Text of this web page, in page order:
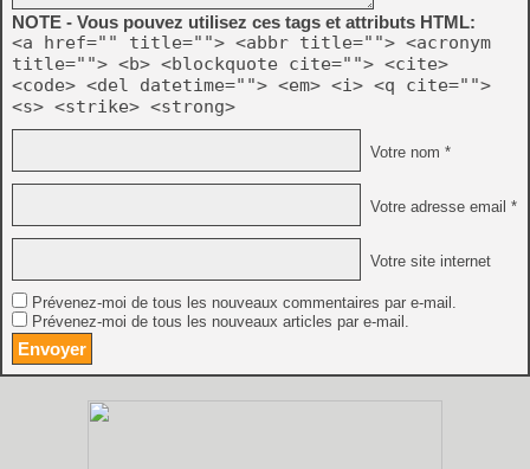
NOTE - Vous pouvez utilisez ces tags et attributs HTML:
<a href="" title=""> <abbr title=""> <acronym
title=""> <b> <blockquote cite=""> <cite>
<code> <del datetime=""> <em> <i> <q cite="">
<s> <strike> <strong>
Votre nom *
Votre adresse email *
Votre site internet
Prévenez-moi de tous les nouveaux commentaires par e-mail.
Prévenez-moi de tous les nouveaux articles par e-mail.